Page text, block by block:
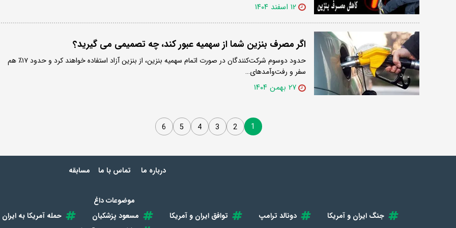
۱۲ اسفند ۱۴۰۴
اگر مصرف بنزین شما از سهمیه عبور کند، چه تصمیمی می گیرید؟
حدود دو‌سوم شرکت‌کنندگان در صورت اتمام سهمیه بنزین، از بنزین آزاد استفاده خواهند کرد و حدود ۱۷٪ هم
سفر و رفت‌وآمدهای…
۲۷ بهمن ۱۴۰۴
1
2
3
4
5
6
درباره ما تماس با ما مسابقه
موضوعات داغ
جنگ ایران و آمریکا
دونالد ترامپ توافق ایران و آمریکا مسعود پزشکیان حمله آمریکا به ایران